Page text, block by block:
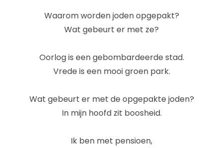
Waarom worden joden opgepakt?
Wat gebeurt er met ze?
Oorlog is een gebombardeerde stad.
Vrede is een mooi groen park.
Wat gebeurt er met de opgepakte joden?
In mijn hoofd zit boosheid.
Ik ben met pensioen,